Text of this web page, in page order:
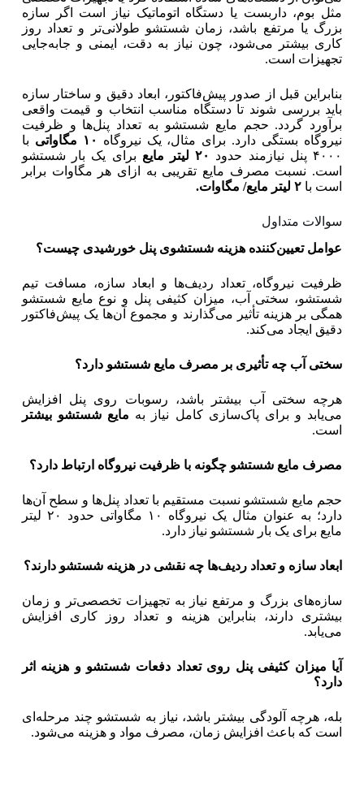
مثل بوم، داربست یا دستگاه اتوماتیک نیاز است اگر سازه
بزرگ یا مرتفع باشد، زمان شستشو طولانی‌تر و تعداد روز
کاری بیشتر می‌شود، چون نیاز به دقت، ایمنی و جابه‌جایی
تجهیزات است.
بنابراین قبل از صدور پیش‌فاکتور، ابعاد دقیق و ساختار سازه
باید بررسی شوند تا دستگاه مناسب انتخاب و قیمت واقعی
برآورد گردد. حجم مایع شستشو به تعداد پنل‌ها و ظرفیت
نیروگاه بستگی دارد. برای مثال، یک نیروگاه
۱۰ مگاواتی با
۴۰۰۰ پنل نیازمند حدود
۲۰ لیتر مایع برای یک بار شستشو
است. نسبت مصرف مایع تقریبی به ازای هر مگاوات برابر
است با ۲ لیتر مایع/ مگاوات.
سوالات متداول
عوامل تعیین‌کننده هزینه شستشوی پنل خورشیدی چیست؟
ظرفیت نیروگاه، تعداد ردیف‌ها و ابعاد سازه، مسافت تیم
شستشو، سختی آب، میزان کثیفی پنل و نوع مایع شستشو
همگی بر هزینه تأثیر می‌گذارند و مجموع آن‌ها یک پیش‌فاکتور
دقیق ایجاد می‌کند.
سختی آب چه تأثیری بر مصرف مایع شستشو دارد؟
هرچه سختی آب بیشتر باشد، رسوبات روی پنل افزایش
می‌یابد و برای پاک‌سازی کامل نیاز به مایع شستشو بیشتر
است.
مصرف مایع شستشو چگونه با ظرفیت نیروگاه ارتباط دارد؟
حجم مایع شستشو نسبت مستقیم با تعداد پنل‌ها و سطح آن‌ها
دارد؛ به عنوان مثال یک نیروگاه ۱۰ مگاواتی حدود ۲۰ لیتر
مایع برای یک بار شستشو نیاز دارد.
ابعاد سازه و تعداد ردیف‌ها چه نقشی در هزینه شستشو دارند؟
سازه‌های بزرگ و مرتفع نیاز به تجهیزات تخصصی‌تر و زمان
بیشتری دارند، بنابراین هزینه و تعداد روز کاری افزایش
می‌یابد.
آیا میزان کثیفی پنل روی تعداد دفعات شستشو و هزینه اثر
دارد؟
بله، هرچه آلودگی بیشتر باشد، نیاز به شستشو چند مرحله‌ای
است که باعث افزایش زمان، مصرف مواد و هزینه می‌شود.